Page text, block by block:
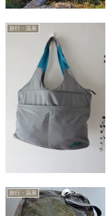
旅行・温泉
旅行・温泉